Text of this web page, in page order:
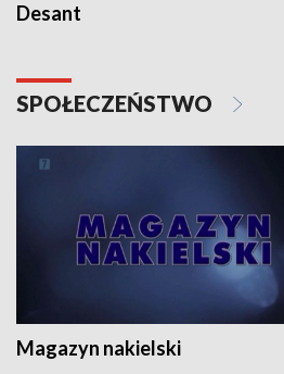
Desant
SPOŁECZEŃSTWO
Magazyn nakielski